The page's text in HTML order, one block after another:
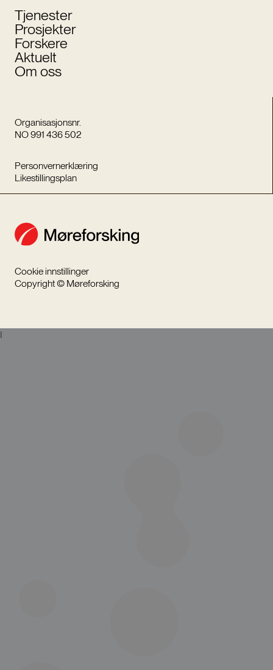
Organisasjonsnr.
NO 991 436 502
Personvernerklæring
Likestillingsplan
Tjenester
Prosjekter
Forskere
Aktuelt
Om oss
Cookie innstillinger
Copyright © Møreforsking
I